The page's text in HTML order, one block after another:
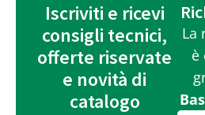
Iscriviti e ricevi
consigli tecnici,
offerte riservate
e novità di
catalogo
La
è